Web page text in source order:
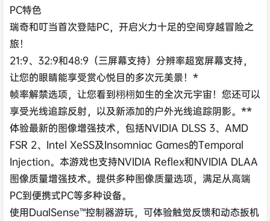
PC特色
瑞奇和叮当首次登陆PC，开启火力十足的空间穿越冒险之
旅！
21:9、32:9和48:9（三屏幕支持）分辨率超宽屏幕支持，
让您的眼睛能享受赏心悦目的多次元美景！*
帧率解禁选项，让您看到栩栩如生的全次元宇宙！您还可以
享受光线追踪反射，以及新添加的户外光线追踪阴影。**
体验最新的图像增强技术，包括NVIDIA DLSS 3、AMD
FSR 2、Intel XeSS及Insomniac Games的Temporal
Injection。本游戏也支持NVIDIA Reflex和NVIDIA DLAA
图像质量增强技术。提供多种图像质量选项，满足从高端
PC到便携式PC等多种设备。
使用DualSense™控制器游玩，可体验触觉反馈和动态扳机